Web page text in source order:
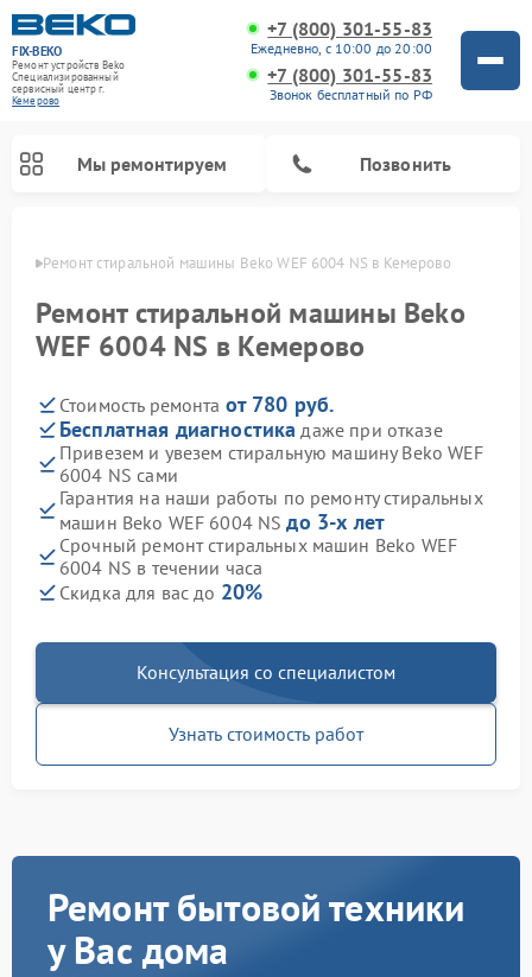
FIX-BEKO
Ремонт устройств Beko
Специализированный
cервисный центр г.
Кемерово
+7 (800) 301-55-83
Ежедневно, с 10:00 до 20:00
+7 (800) 301-55-83
Звонок бесплатный по РФ
Мы ремонтируем Позвонить
Ремонт стиральной машины Beko WEF 6004 NS в Кемерово
Ремонт стиральной машины Beko
WEF 6004 NS в Кемерово
Стоимость ремонта от 780 руб.
Бесплатная диагностика даже при отказе
Привезем и увезем стиральную машину Beko WEF
6004 NS сами
Гарантия на наши работы по ремонту стиральных
машин Beko WEF 6004 NSдо 3-х лет
Срочный ремонт стиральных машин Beko WEF
6004 NS в течении часа
Скидка для вас до 20%
Консультация со специалистом
Узнать стоимость работ
Ремонт бытовой техники
у Вас дома